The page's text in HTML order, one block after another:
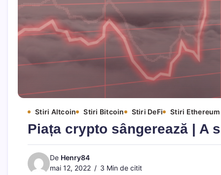
Stiri Altcoin Stiri Bitcoin Stiri DeFi Stiri Ethereum
Piața crypto sângerează | A
De Henry84
mai 12, 2022
3 Min de citit